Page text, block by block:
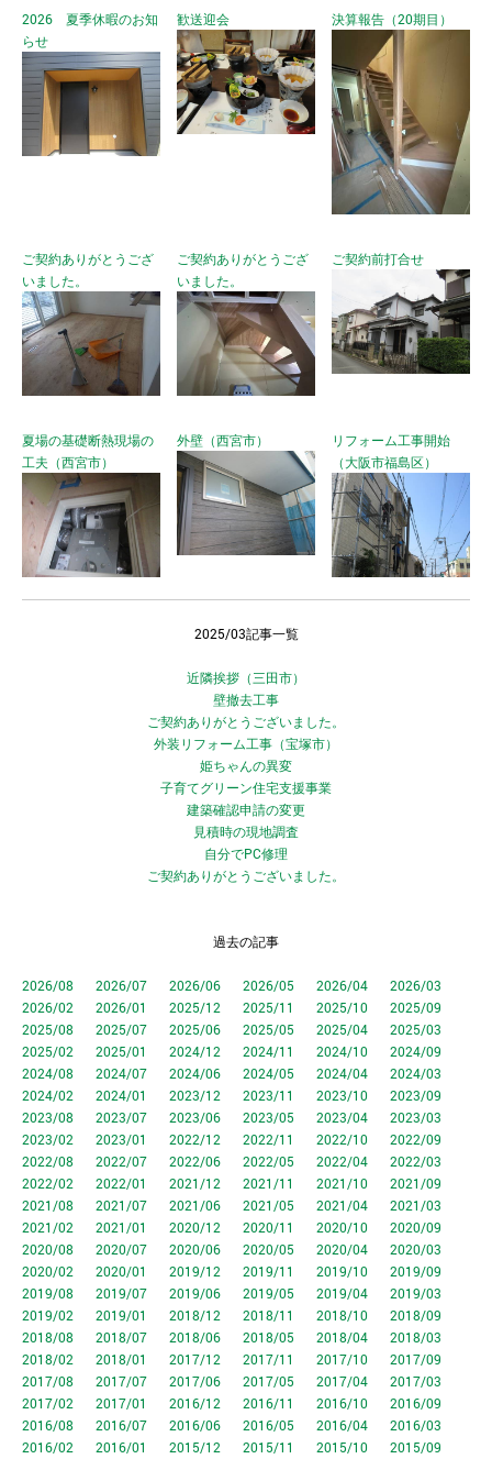
2026 夏季休暇のお知
らせ
歓送迎会 決算報告（20期目）
ご契約ありがとうござ
いました。
ご契約ありがとうござ
いました。
ご契約前打合せ
夏場の基礎断熱現場の
工夫（西宮市）
外壁（西宮市）
リフォーム工事開始
（大阪市福島区）
2025/03記事一覧
近隣挨拶（三田市）
壁撤去工事
ご契約ありがとうございました。
外装リフォーム工事（宝塚市）
姫ちゃんの異変
子育てグリーン住宅支援事業
建築確認申請の変更
見積時の現地調査
自分でPC修理
ご契約ありがとうございました。
過去の記事
2026/08 2026/07 2026/06 2026/05 2026/04
2026/03
2026/02
2026/01 2025/12 2025/11 2025/10
2025/09
2025/08
2025/07 2025/06 2025/05 2025/04
2025/03
2025/02
2025/01 2024/12 2024/11 2024/10
2024/09
2024/08
2024/07 2024/06 2024/05 2024/04
2024/03
2024/02
2024/01 2023/12 2023/11 2023/10
2023/09
2023/08
2023/07 2023/06 2023/05 2023/04
2023/03
2023/02
2023/01 2022/12 2022/11 2022/10
2022/09
2022/08
2022/07 2022/06 2022/05 2022/04
2022/03
2022/02
2022/01 2021/12 2021/11 2021/10
2021/09
2021/08
2021/07 2021/06 2021/05 2021/04
2021/03
2021/02
2021/01 2020/12 2020/11 2020/10
2020/09
2020/08
2020/07 2020/06 2020/05 2020/04
2020/03
2020/02
2020/01 2019/12 2019/11 2019/10
2019/09
2019/08
2019/07 2019/06 2019/05 2019/04
2019/03
2019/02
2019/01 2018/12 2018/11 2018/10
2018/09
2018/08
2018/07 2018/06 2018/05 2018/04
2018/03
2018/02
2018/01 2017/12 2017/11 2017/10
2017/09
2017/08
2017/07 2017/06 2017/05 2017/04
2017/03
2017/02
2017/01 2016/12 2016/11 2016/10
2016/09
2016/08
2016/07 2016/06 2016/05 2016/04
2016/03
2016/02
2016/01 2015/12 2015/11 2015/10
2015/09